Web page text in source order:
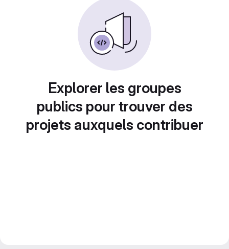
Explorer les groupes
publics pour trouver des
projets auxquels contribuer